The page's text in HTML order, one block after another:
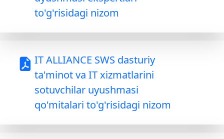
to'g'risidagi nizom
IT ALLIANCE SWS dasturiy
ta'minot va IT xizmatlarini
sotuvchilar uyushmasi
qo'mitalari to'g'risidagi nizom